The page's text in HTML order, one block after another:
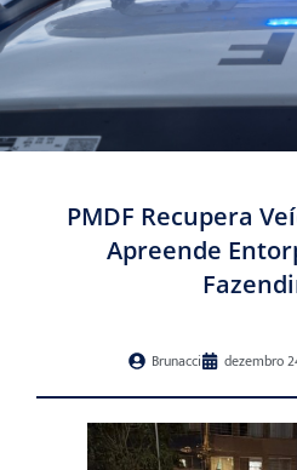
PMDF Recupera
Apreende
Brunacci dezembro